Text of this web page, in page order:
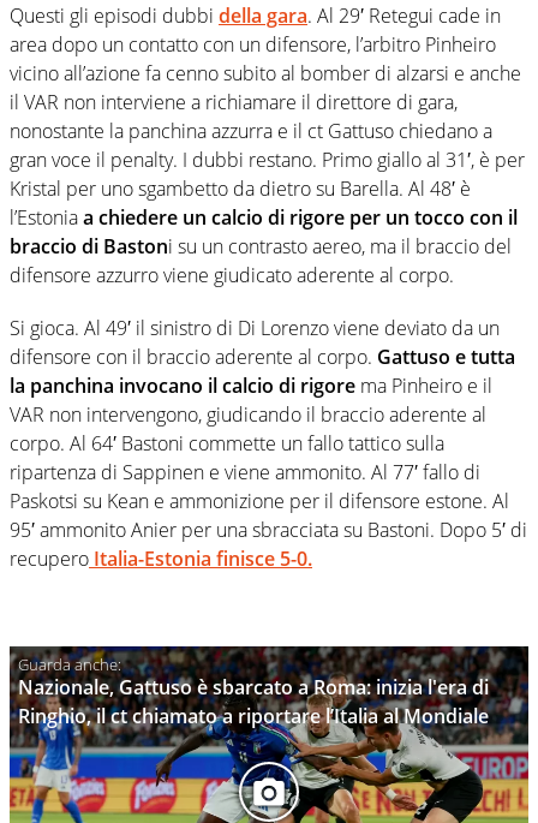
Questi gli episodi dubbi della gara. Al 29′ Retegui cade in
area dopo un contatto con un difensore, l’arbitro Pinheiro
vicino all’azione fa cenno subito al bomber di alzarsi e anche
il VAR non interviene a richiamare il direttore di gara,
nonostante la panchina azzurra e il ct Gattuso chiedano a
gran voce il penalty. I dubbi restano. Primo giallo al 31′, è per
Kristal per uno sgambetto da dietro su Barella. Al 48′ è
l’Estoniaa chiedere un calcio di rigore per un tocco con il
braccio di Bastoni su un contrasto aereo, ma il braccio del
difensore azzurro viene giudicato aderente al corpo.
Si gioca. Al 49′ il sinistro di Di Lorenzo viene deviato da un
difensore con il braccio aderente al corpo. Gattuso e tutta
la panchina invocano il calcio di rigore ma Pinheiro e il
VAR non intervengono, giudicando il braccio aderente al
corpo. Al 64′ Bastoni commette un fallo tattico sulla
ripartenza di Sappinen e viene ammonito. Al 77′ fallo di
Paskotsi su Kean e ammonizione per il difensore estone. Al
95′ ammonito Anier per una sbracciata su Bastoni. Dopo 5′ di
recupero Italia-Estonia finisce 5-0.
Nazionale, Gattuso è sbarcato a Roma: inizia l'era di
Ringhio, il ct chiamato a riportare l’Italia al Mondiale